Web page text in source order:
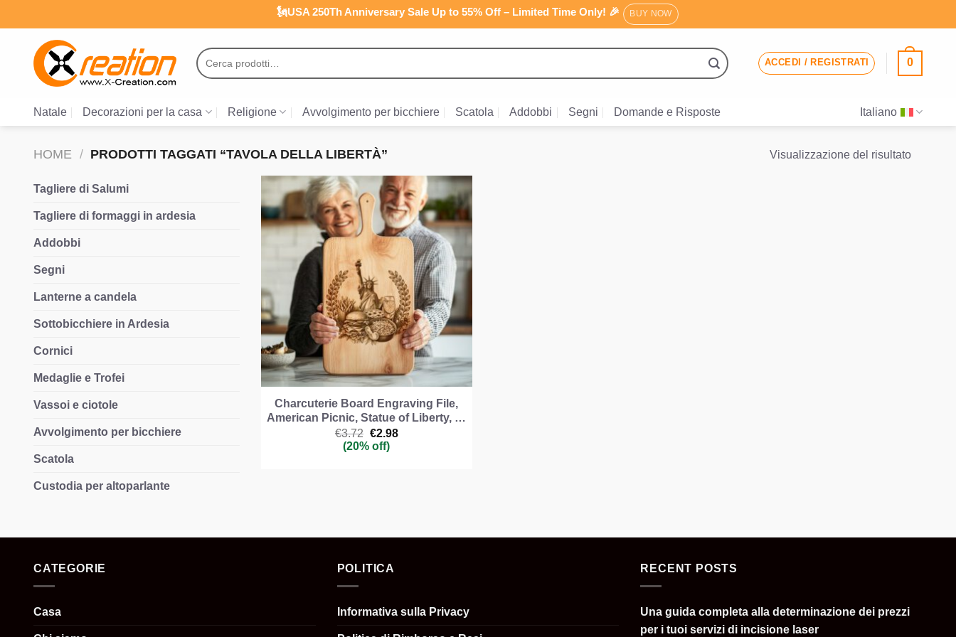
ai
contenuti
🗽USA 250Th Anniversary Sale Up to 55% Off – Limited Time Only! 🎉 BUY NOW
Cerca:
ACCEDI / REGISTRATI 0
Natale Decorazioni per la casa Religione Avvolgimento per bicchiere Scatola Addobbi Segni Domande e Risposte Italiano
HOME / PRODOTTI TAGGATI “TAVOLA DELLA LIBERTÀ” Visualizzazione del risultato
Tagliere di Salumi
Tagliere di formaggi in ardesia
Addobbi
Segni
Lanterne a candela
Sottobicchiere in Ardesia
Cornici
Medaglie e Trofei
Vassoi e ciotole
Avvolgimento per bicchiere
Scatola
Custodia per altoparlante
Charcuterie Board Engraving File,
American Picnic, Statue of Liberty, …
€3.72 Il
prezzo
originale
€2.98Il
(20% off)
CATEGORIE
Casa
POLITICA
Informativa sulla Privacy
RECENT POSTS
Una guida completa alla determinazione dei prezzi
per i tuoi servizi di incisione laser